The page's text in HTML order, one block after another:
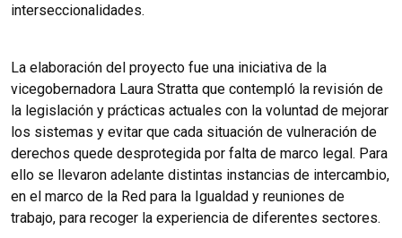
interseccionalidades.
La elaboración del proyecto fue una iniciativa de la
vicegobernadora Laura Stratta que contempló la revisión de
la legislación y prácticas actuales con la voluntad de mejorar
los sistemas y evitar que cada situación de vulneración de
derechos quede desprotegida por falta de marco legal. Para
ello se llevaron adelante distintas instancias de intercambio,
en el marco de la Red para la Igualdad y reuniones de
trabajo, para recoger la experiencia de diferentes sectores.